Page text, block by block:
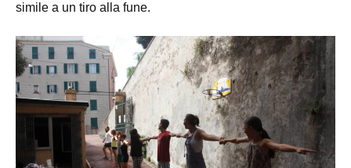
simile a un tiro alla fune.